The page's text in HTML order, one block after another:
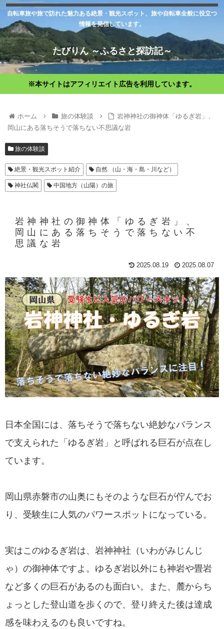
自転車旅や旅で訪れた魅力ある絶景・観光スポット、旅や自転車全般に役立つ
情報を発信しています。
たびりん ～ふるさと探訪記～
※本サイトはアフィリエイト広告を利用しています。
ホーム 旅の体験談
岩神神社の御神体「ゆるぎ岩」、
岡山にある落ちそうで落ちない不思議な岩
旅の体験談
絶景・観光スポット紹介 自然 （山・海・島・川など）
神社仏閣 中国地方（山陽）の旅
岩神神社の御神体「ゆるぎ岩」、
岡山にある落ちそうで落ちない不
思議な岩
2025.08.19 2025.08.07
日本全国には、落ちそうで落ちない絶妙なバランス
で支えられた「ゆるぎ岩」と呼ばれる巨石が点在し
ています。
岡山県赤磐市の山奥にもそのような巨石が佇んでお
り、受験生に人気のパワースポットになっている。
実はこのゆるぎ岩は、岩神神社（いわがみじんじ
ゃ）の御神体ですよ。ゆるぎ岩以外にも神岩や畳岩
など多くの巨石があるのも面白い。また、麓からち
ょっとした登山道を歩くので、登り終えた後は達成
感を味わえるのも良いですね。